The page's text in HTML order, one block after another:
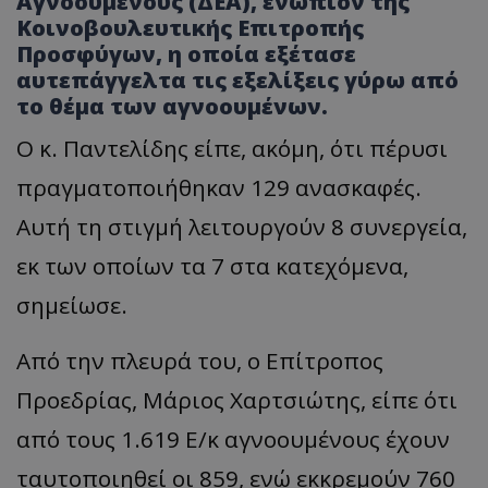
Κοινοβουλευτικής Επιτροπής
Προσφύγων, η οποία εξέτασε
αυτεπάγγελτα τις εξελίξεις γύρω από
το θέμα των αγνοουμένων.
Ο κ. Παντελίδης είπε, ακόμη, ότι πέρυσι
πραγματοποιήθηκαν 129 ανασκαφές.
Αυτή τη στιγμή λειτουργούν 8 συνεργεία,
εκ των οποίων τα 7 στα κατεχόμενα,
σημείωσε.
Από την πλευρά του, ο Επίτροπος
Προεδρίας, Μάριος Χαρτσιώτης, είπε ότι
από τους 1.619 Ε/κ αγνοουμένους έχουν
ταυτοποιηθεί οι 859, ενώ εκκρεμούν 760